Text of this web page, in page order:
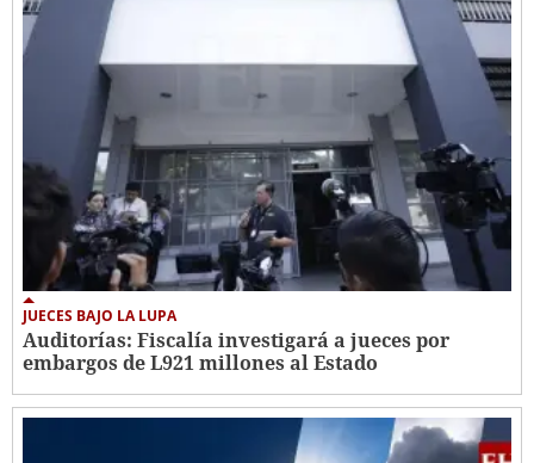
JUECES BAJO LA LUPA
Auditorías: Fiscalía investigará a jueces por
embargos de L921 millones al Estado